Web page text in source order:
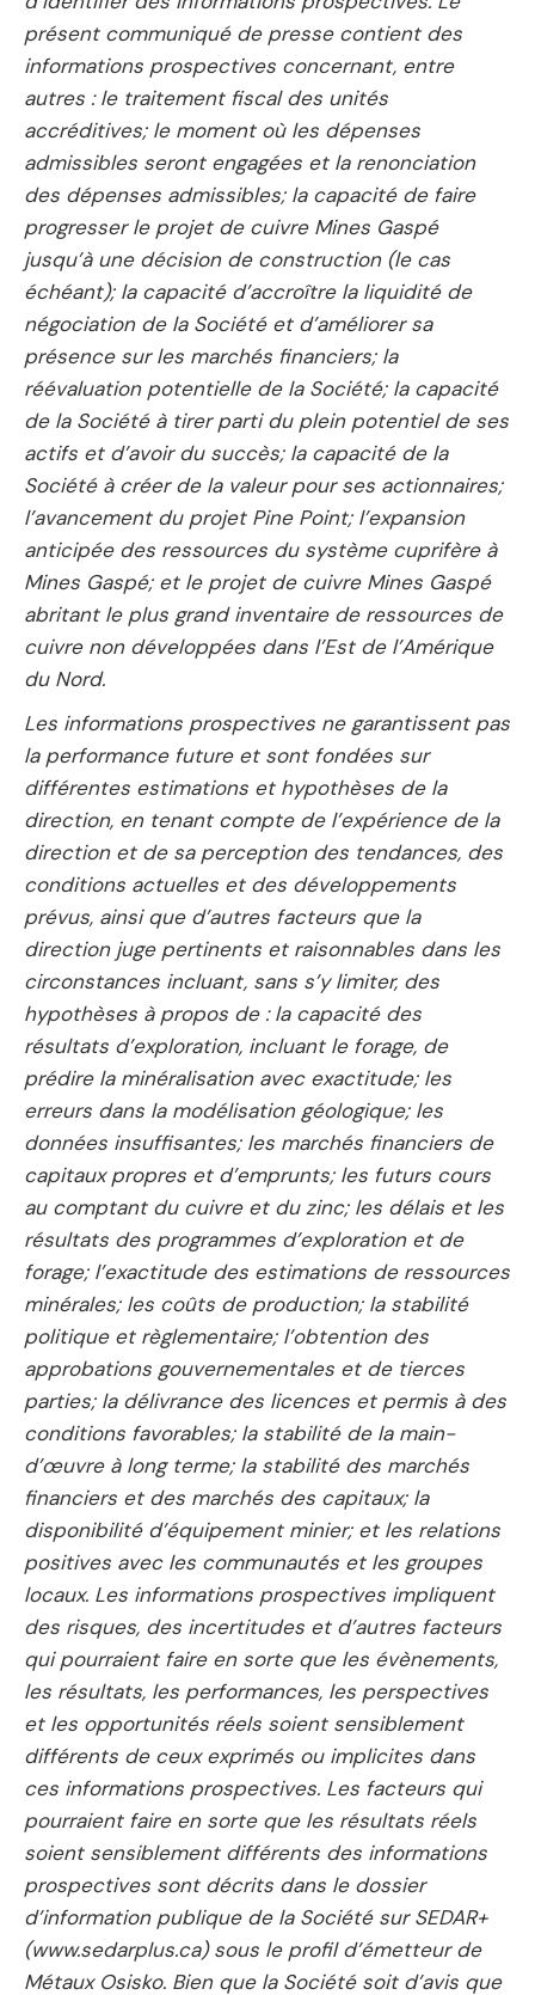
présent communiqué de presse contient des
informations prospectives concernant, entre
autres : le traitement fiscal des unités
accréditives; le moment où les dépenses
admissibles seront engagées et la renonciation
des dépenses admissibles; la capacité de faire
progresser le projet de cuivre Mines Gaspé
jusqu’à une décision de construction (le cas
échéant); la capacité d’accroître la liquidité de
négociation de la Société et d’améliorer sa
présence sur les marchés financiers; la
réévaluation potentielle de la Société; la capacité
de la Société à tirer parti du plein potentiel de ses
actifs et d’avoir du succès; la capacité de la
Société à créer de la valeur pour ses actionnaires;
l’avancement du projet Pine Point; l’expansion
anticipée des ressources du système cuprifère à
Mines Gaspé; et le projet de cuivre Mines Gaspé
abritant le plus grand inventaire de ressources de
cuivre non développées dans l’Est de l’Amérique
du Nord.
Les informations prospectives ne garantissent pas
la performance future et sont fondées sur
différentes estimations et hypothèses de la
direction, en tenant compte de l’expérience de la
direction et de sa perception des tendances, des
conditions actuelles et des développements
prévus, ainsi que d’autres facteurs que la
direction juge pertinents et raisonnables dans les
circonstances incluant, sans s’y limiter, des
hypothèses à propos de : la capacité des
résultats d’exploration, incluant le forage, de
prédire la minéralisation avec exactitude; les
erreurs dans la modélisation géologique; les
données insuffisantes; les marchés financiers de
capitaux propres et d’emprunts; les futurs cours
au comptant du cuivre et du zinc; les délais et les
résultats des programmes d’exploration et de
forage; l’exactitude des estimations de ressources
minérales; les coûts de production; la stabilité
politique et règlementaire; l’obtention des
approbations gouvernementales et de tierces
parties; la délivrance des licences et permis à des
conditions favorables; la stabilité de la main-
d’œuvre à long terme; la stabilité des marchés
financiers et des marchés des capitaux; la
disponibilité d’équipement minier; et les relations
positives avec les communautés et les groupes
locaux. Les informations prospectives impliquent
des risques, des incertitudes et d’autres facteurs
qui pourraient faire en sorte que les évènements,
les résultats, les performances, les perspectives
et les opportunités réels soient sensiblement
différents de ceux exprimés ou implicites dans
ces informations prospectives. Les facteurs qui
pourraient faire en sorte que les résultats réels
soient sensiblement différents des informations
prospectives sont décrits dans le dossier
d’information publique de la Société sur SEDAR+
(www.sedarplus.ca) sous le profil d’émetteur de
Métaux Osisko. Bien que la Société soit d’avis que